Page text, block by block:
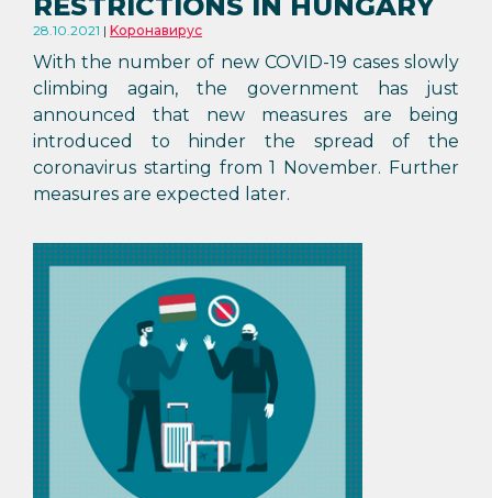
28.10.2021 Kоронавирус
With the number of new COVID-19 cases slowly
climbing again, the government has just
announced that new measures are being
introduced to hinder the spread of the
coronavirus starting from 1 November. Further
measures are expected later.